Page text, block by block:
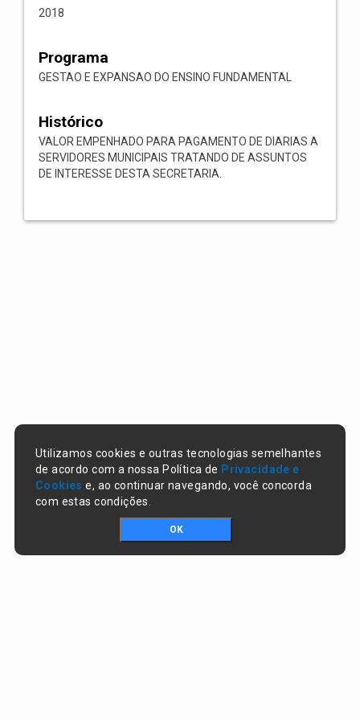
2018
Programa
GESTAO E EXPANSAO DO ENSINO FUNDAMENTAL
Histórico
VALOR EMPENHADO PARA PAGAMENTO DE DIARIAS A
SERVIDORES MUNICIPAIS TRATANDO DE ASSUNTOS
DE INTERESSE DESTA SECRETARIA.
Utilizamos cookies e outras tecnologias semelhantes
de acordo com a nossa Política de Privacidade e
Cookies e, ao continuar navegando, você concorda
com estas condições.
OK